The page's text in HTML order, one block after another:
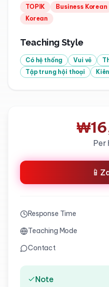
TOPIK Business Korean
Korean
Teaching Style
Có hệ thống Vui vẻ
Tập trung hội thoại
Per
📱
Response Time
Teaching Mode
Contact
Note